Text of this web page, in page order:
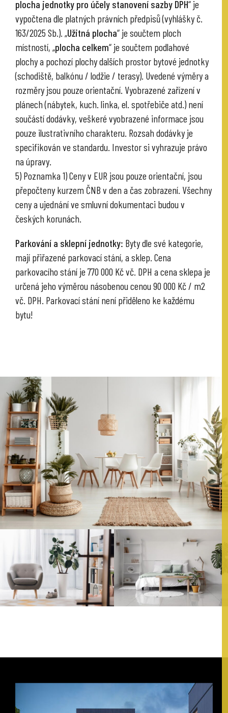
plocha jednotky pro účely stanovení sazby DPH“ je
vypočtena dle platných právních předpisů (vyhlášky č.
163/2025 Sb.). „Užitná plocha“ je součtem ploch
místností, „plocha celkem“ je součtem podlahové
plochy a pochozí plochy dalších prostor bytové jednotky
(schodiště, balkónu / lodžie / terasy). Uvedené výměry a
rozměry jsou pouze orientační. Vyobrazené zařízení v
plánech (nábytek, kuch. linka, el. spotřebiče atd.) není
součástí dodávky, veškeré vyobrazené informace jsou
pouze ilustrativního charakteru. Rozsah dodávky je
specifikován ve standardu. Investor si vyhrazuje právo
na úpravy.
5) Poznamka 1) Ceny v EUR jsou pouze orientační, jsou
přepočteny kurzem ČNB v den a čas zobrazení. Všechny
ceny a ujednání ve smluvní dokumentaci budou v
českých korunách.
Parkování a sklepní jednotky: Byty dle své kategorie,
mají přiřazené parkovací stání, a sklep. Cena
parkovacího stání je 770 000 Kč vč. DPH a cena sklepa je
určená jeho výměrou násobenou cenou 90 000 Kč / m2
vč. DPH. Parkovací stání není přiděleno ke každému
bytu!